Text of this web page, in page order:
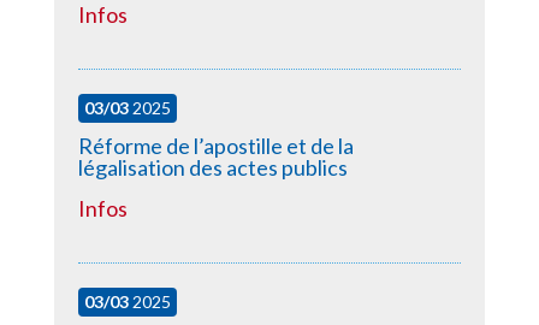
Infos
03/032025
Réforme de l’apostille et de la
légalisation des actes publics
Infos
03/032025